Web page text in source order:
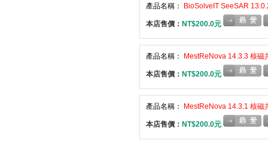
產品名稱： BioSolveIT SeeSAR
本店售價： NT$200.0元
產品名稱： MestReNova 14.3.3 核
本店售價： NT$200.0元
產品名稱： MestReNova 14.3.1 核
本店售價： NT$200.0元